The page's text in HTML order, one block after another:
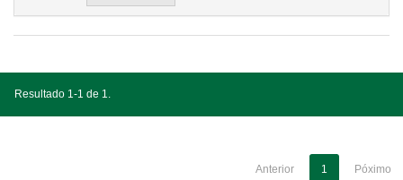
Resultado 1-1 de 1.
Anterior 1 Póximo